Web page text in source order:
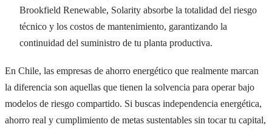
Brookfield Renewable, Solarity absorbe la totalidad del riesgo
técnico y los costos de mantenimiento, garantizando la
continuidad del suministro de tu planta productiva.
En Chile, las empresas de ahorro energético que realmente marcan
la diferencia son aquellas que tienen la solvencia para operar bajo
modelos de riesgo compartido. Si buscas independencia energética,
ahorro real y cumplimiento de metas sustentables sin tocar tu capital,